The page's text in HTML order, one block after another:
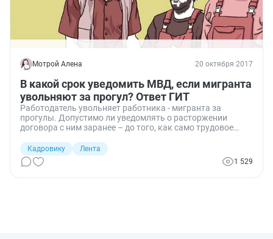
Мотрой Алена 20 октября 2017
В какой срок уведомить МВД, если мигранта
увольняют за прогул? Ответ ГИТ
Работодатель увольняет работника - мигранта за
прогулы. Допустимо ли уведомлять о расторжении
договора с ним заранее – до того, как само трудовое
подготовили специалисты Государственной инспекции
труда по Нижегородской области.
Кадровику
Лента
1 529